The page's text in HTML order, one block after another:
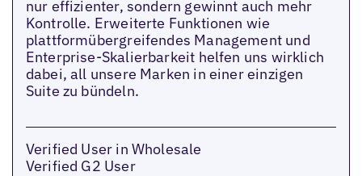
nur effizienter, sondern gewinnt auch mehr
Kontrolle. Erweiterte Funktionen wie
plattformübergreifendes Management und
Enterprise-Skalierbarkeit helfen uns wirklich
dabei, all unsere Marken in einer einzigen
Suite zu bündeln.
Verified User in Wholesale
Verified G2 User